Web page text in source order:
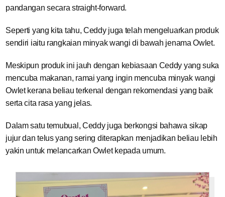
pandangan secara straight-forward.
Seperti yang kita tahu, Ceddy juga telah mengeluarkan produk
sendiri iaitu rangkaian minyak wangi di bawah jenama Owlet.
Meskipun produk ini jauh dengan kebiasaan Ceddy yang suka
mencuba makanan, ramai yang ingin mencuba minyak wangi
Owlet kerana beliau terkenal dengan rekomendasi yang baik
serta cita rasa yang jelas.
Dalam satu temubual, Ceddy juga berkongsi bahawa sikap
jujur dan telus yang sering diterapkan menjadikan beliau lebih
yakin untuk melancarkan Owlet kepada umum.